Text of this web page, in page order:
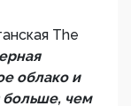
The
облако и
больше, чем